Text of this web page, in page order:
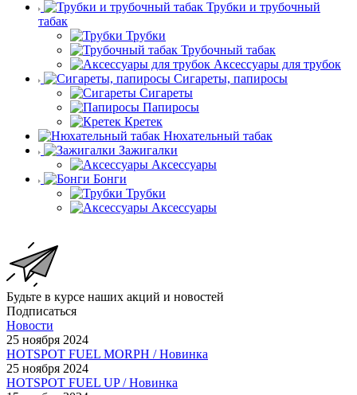
Трубки и трубочный
табак
Трубки
Трубочный табак
Аксессуары для трубок
Сигареты, папиросы
Сигареты
Папиросы
Кретек
Нюхательный табак
Зажигалки
Аксессуары
Бонги
Трубки
Аксессуары
Будьте в курсе наших акций и новостей
Подписаться
Новости
25 ноября 2024
HOTSPOT FUEL MORPH / Новинка
25 ноября 2024
HOTSPOT FUEL UP / Новинка